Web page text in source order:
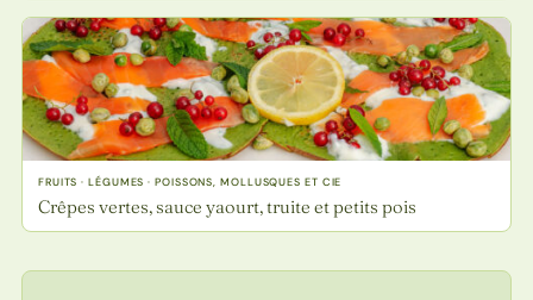
FRUITS · LÉGUMES · POISSONS, MOLLUSQUES ET CIE
Crêpes vertes, sauce yaourt, truite et petits pois